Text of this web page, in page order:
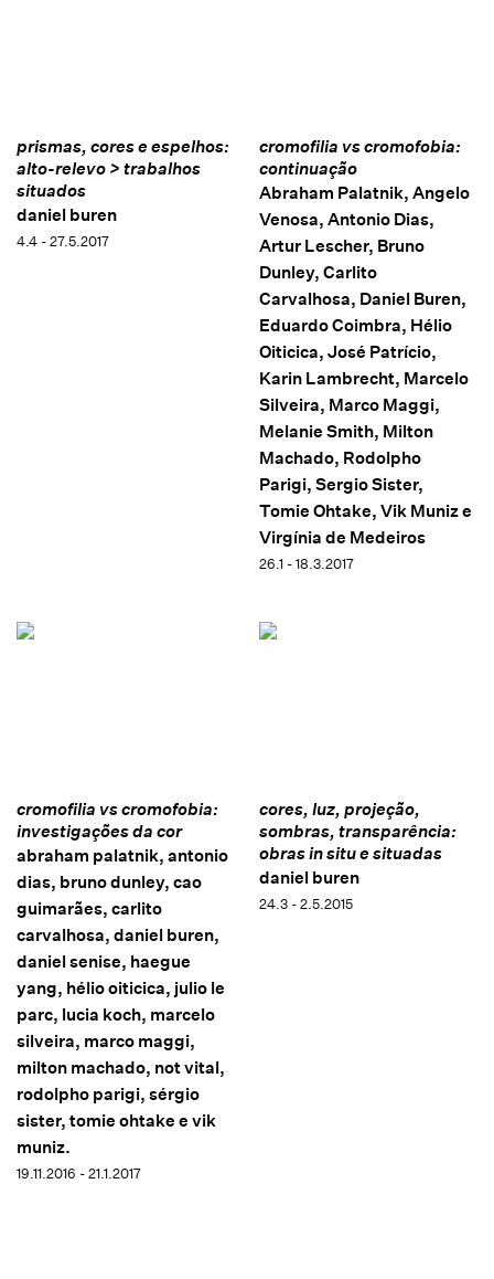
prismas, cores e espelhos:
alto-relevo > trabalhos
situados
daniel buren
4.4 - 27.5.2017
cromofilia vs cromofobia:
continuação
Abraham Palatnik, Angelo
Venosa, Antonio Dias,
Artur Lescher, Bruno
Dunley, Carlito
Carvalhosa, Daniel Buren,
Eduardo Coimbra, Hélio
Oiticica, José Patrício,
Karin Lambrecht, Marcelo
Silveira, Marco Maggi,
Melanie Smith, Milton
Machado, Rodolpho
Parigi, Sergio Sister,
Tomie Ohtake, Vik Muniz e
Virgínia de Medeiros
26.1 - 18.3.2017
cromofilia vs cromofobia:
investigações da cor
abraham palatnik, antonio
dias, bruno dunley, cao
guimarães, carlito
carvalhosa, daniel buren,
daniel senise, haegue
yang, hélio oiticica, julio le
parc, lucia koch, marcelo
silveira, marco maggi,
milton machado, not vital,
rodolpho parigi, sérgio
sister, tomie ohtake e vik
muniz.
19.11.2016 - 21.1.2017
cores, luz, projeção,
sombras, transparência:
obras in situ e situadas
daniel buren
24.3 - 2.5.2015